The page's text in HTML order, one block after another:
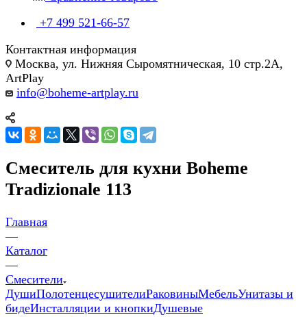
+7 499 521-66-57
Контактная информация
Москва, ул. Нижняя Сыромятническая, 10 стр.2А,
ArtPlay
info@boheme-artplay.ru
Смеситель для кухни Boheme
Tradizionale 113
Главная
—
Каталог
—
Смесители
ДушиПолотенцесушителиРаковиныМебельУнитазы и
бидеИнсталляции и кнопкиДушевые